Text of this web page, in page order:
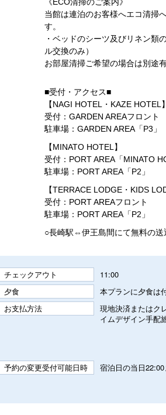
当館は連泊のお客様へエコ清掃
す。
・ベッドのシーツ及びリネン類
ル交換のみ）
お部屋清掃ご希望の場合は別途
■受付・アクセス■
【NAGI HOTEL・KAZE HOTEL】
受付：GARDEN AREAフロント
駐車場：GARDEN AREA「P3」
【MINATO HOTEL】
受付：PORT AREA「MINATO
駐車場：PORT AREA「P2」
【TERRACE LODGE・KIDS
受付：PORT AREAフロント
駐車場：PORT AREA「P2」
○長崎駅⇔伊王島間にて無料の
チェックアウト
11:00
夕食
本プランに夕食は
お支払方法
現地決済またはク
イムデザイン手配
予約の変更受付可能日時
宿泊日の当日